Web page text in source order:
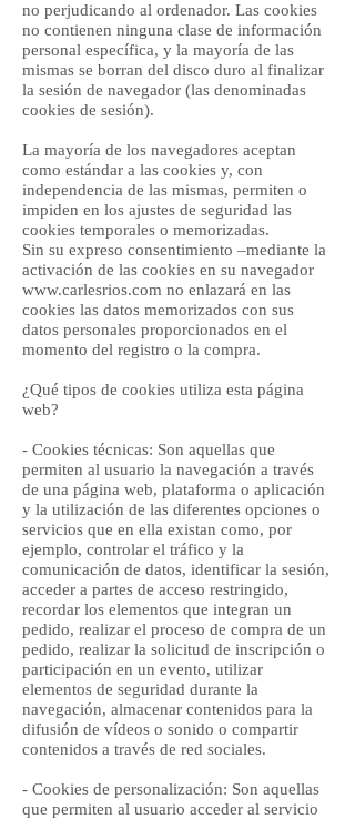
no perjudicando al ordenador. Las cookies
no contienen ninguna clase de información
personal específica, y la mayoría de las
mismas se borran del disco duro al finalizar
la sesión de navegador (las denominadas
cookies de sesión).
La mayoría de los navegadores aceptan
como estándar a las cookies y, con
independencia de las mismas, permiten o
impiden en los ajustes de seguridad las
cookies temporales o memorizadas.
Sin su expreso consentimiento –mediante la
activación de las cookies en su navegador
www.carlesrios.com no enlazará en las
cookies las datos memorizados con sus
datos personales proporcionados en el
momento del registro o la compra.
¿Qué tipos de cookies utiliza esta página
web?
- Cookies técnicas: Son aquellas que
permiten al usuario la navegación a través
de una página web, plataforma o aplicación
y la utilización de las diferentes opciones o
servicios que en ella existan como, por
ejemplo, controlar el tráfico y la
comunicación de datos, identificar la sesión,
acceder a partes de acceso restringido,
recordar los elementos que integran un
pedido, realizar el proceso de compra de un
pedido, realizar la solicitud de inscripción o
participación en un evento, utilizar
elementos de seguridad durante la
navegación, almacenar contenidos para la
difusión de vídeos o sonido o compartir
contenidos a través de red sociales.
- Cookies de personalización: Son aquellas
que permiten al usuario acceder al servicio